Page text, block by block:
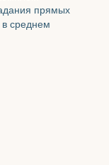
прямых
в среднем